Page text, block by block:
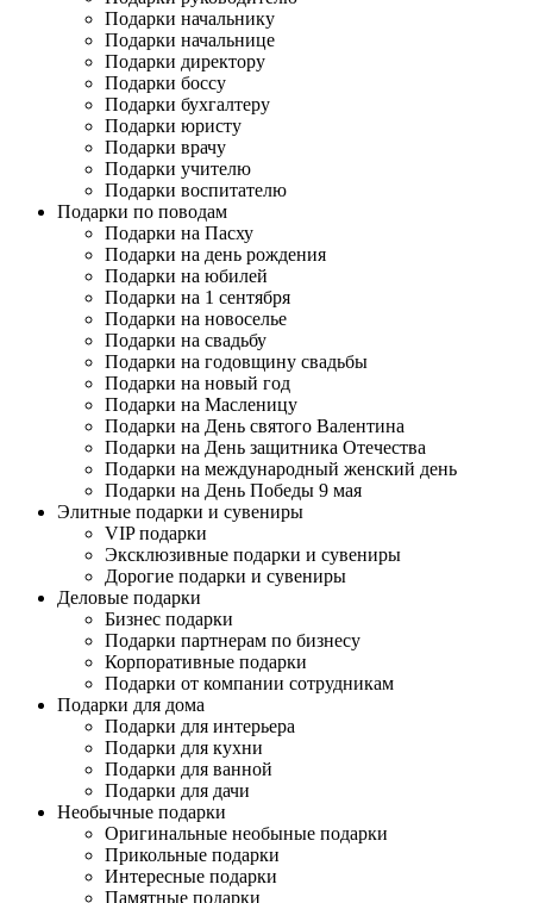
Подарки начальнику
Подарки начальнице
Подарки директору
Подарки боссу
Подарки бухгалтеру
Подарки юристу
Подарки врачу
Подарки учителю
Подарки воспитателю
Подарки по поводам
Подарки на Пасху
Подарки на день рождения
Подарки на юбилей
Подарки на 1 сентября
Подарки на новоселье
Подарки на свадьбу
Подарки на годовщину свадьбы
Подарки на новый год
Подарки на Масленицу
Подарки на День святого Валентина
Подарки на День защитника Отечества
Подарки на международный женский день
Подарки на День Победы 9 мая
Элитные подарки и сувениры
VIP подарки
Эксклюзивные подарки и сувениры
Дорогие подарки и сувениры
Деловые подарки
Бизнес подарки
Подарки партнерам по бизнесу
Корпоративные подарки
Подарки от компании сотрудникам
Подарки для дома
Подарки для интерьера
Подарки для кухни
Подарки для ванной
Подарки для дачи
Необычные подарки
Оригинальные необыные подарки
Прикольные подарки
Интересные подарки
Памятные подарки